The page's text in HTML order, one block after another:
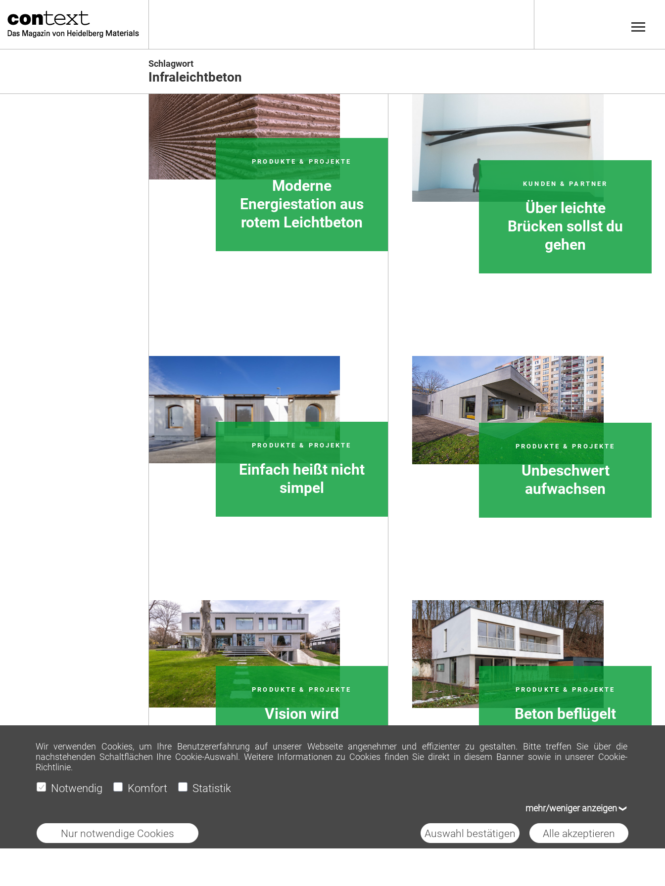
Schlagwort
Infraleichtbeton
PRODUKTE & PROJEKTE
Moderne
Energiestation aus
rotem Leichtbeton
KUNDEN & PARTNER
Über leichte
Brücken sollst du
gehen
PRODUKTE & PROJEKTE
Einfach heißt nicht
simpel
PRODUKTE & PROJEKTE
Unbeschwert
aufwachsen
PRODUKTE & PROJEKTE
Vision wird
PRODUKTE & PROJEKTE
Beton beflügelt
Wir verwenden Cookies, um Ihre Benutzererfahrung auf unserer Webseite angenehmer und effizienter zu gestalten. Bitte treffen Sie über die
nachstehenden Schaltflächen Ihre Cookie-Auswahl. Weitere Informationen zu Cookies finden Sie direkt in diesem Banner sowie in unserer Cookie-
Richtlinie.
Notwendig Komfort Statistik
mehr/weniger anzeigen
Nur notwendige Cookies Auswahl bestätigen Alle akzeptieren